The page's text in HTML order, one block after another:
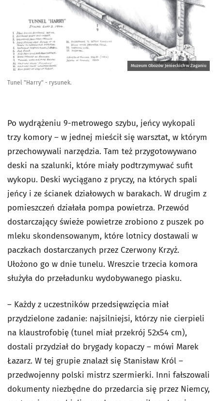
Muzeum Obozów Jenieckich w Żaganiu
Tunel "Harry" - rysunek.
Po wydrążeniu 9-metrowego szybu, jeńcy wykopali
trzy komory – w jednej mieścił się warsztat, w którym
przechowywali narzędzia. Tam też przygotowywano
deski na szalunki, które miały podtrzymywać sufit
wykopu. Deski wyciągano z pryczy, na których spali
jeńcy i ze ścianek działowych w barakach. W drugim z
pomieszczeń działała pompa powietrza. Przewód
dostarczający świeże powietrze zrobiono z puszek po
mleku skondensowanym, które lotnicy dostawali w
paczkach dostarczanych przez Czerwony Krzyż.
Ułożono go w dnie tunelu. Wreszcie trzecia komora
służyła do przeładunku wydobywanego piasku.
– Każdy z uczestników przedsięwzięcia miał
przydzielone zadanie: najsilniejsi, którzy nie cierpieli
na klaustrofobię (tunel miał przekrój 52x54 cm),
dostali przydział do brygady kopaczy – mówi Marek
Łazarz. W tej grupie znalazł się Stanisław Król –
przedwojenny polski mistrz szermierki. Inni fałszowali
dokumenty niezbędne do przedarcia się przez Niemcy,